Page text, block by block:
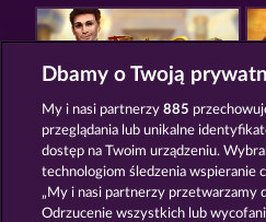
JACK POTTER & THE BOOK OF DYNASTIES 6
Dbamy o Twoją
My i nasi partnerzy885
przeglądania lub unikalne
dostęp na Twoim urządzeniu.
technologiom śledzenia wspieranie
„My i nasi partnerzy przetwarzamy
Odrzucenie wszystkich lub